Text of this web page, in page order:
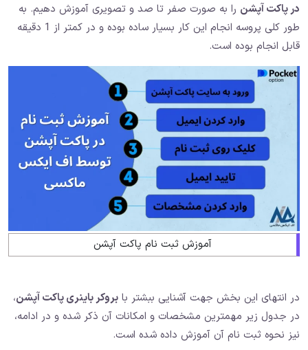
در پاکت آپشن را به صورت صفر تا صد و تصویری آموزش دهیم. به
طور کلی پروسه انجام این کار بسیار ساده بوده و در کمتر از 1 دقیقه
قابل انجام بوده است.
آموزش ثبت نام پاکت آپشن
در انتهای این بخش جهت آشنایی ببشتر با بروکر باینری پاکت آپشن،
در جدول زیر مهمترین مشخصات و امکانات آن ذکر شده و در ادامه،
نیز نحوه ثبت نام آن آموزش داده شده است.